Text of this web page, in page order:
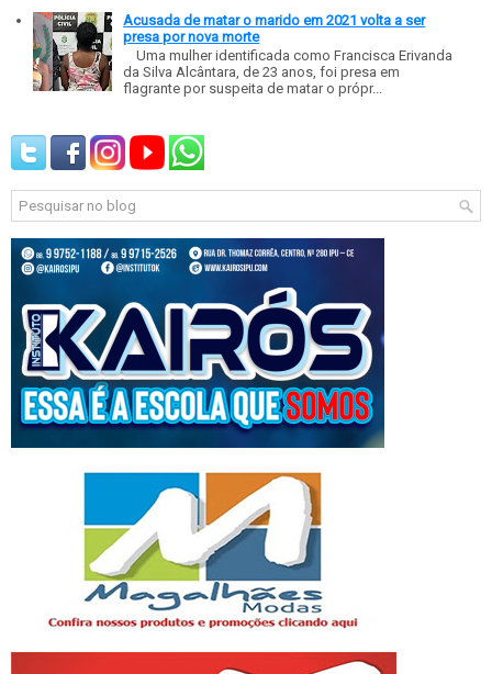
Acusada de matar o marido em 2021 volta a ser
presa por nova morte
Uma mulher identificada como Francisca Erivanda
da Silva Alcântara, de 23 anos, foi presa em
flagrante por suspeita de matar o própr...